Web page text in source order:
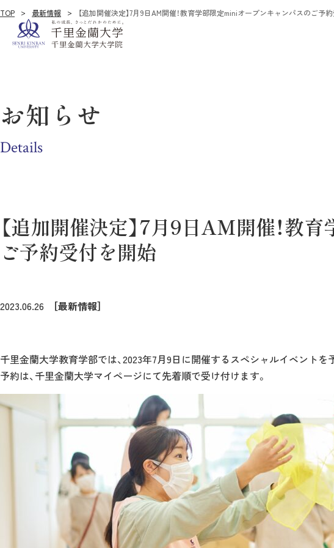
TOP 最新情報 【追加開催決定】7月9日AM開催！教育学部限定miniオープンキャンパスのご予
お知らせ
Details
【追加開催決定】7月9日AM開催！教
ご予約受付を開始
2023.06.26 ［最新情報］
千里金蘭大学教育学部では、2023年7月9日に開催するスペシャルイベントを
予約は、千里金蘭大学マイページにて先着順で受け付けます。